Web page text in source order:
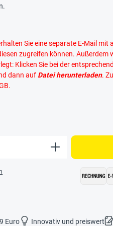
Sie eine separate E-Mail
zugreifen können. Außerdem
Klicken Sie bei der
dann auf Datei herunterladen.
Gib den
Euro Innovativ und preiswert